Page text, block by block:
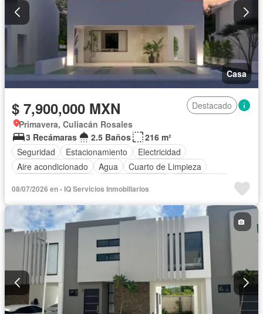
Casa
$ 7,900,000 MXN
Destacado
Primavera, Culiacán Rosales
3 Recámaras
2.5 Baños
216 m²
Seguridad
Estacionamiento
Electricidad
Aire acondicionado
Agua
Cuarto de Limpieza
08/07/2026 en - IQ Servicios Inmobiliarios